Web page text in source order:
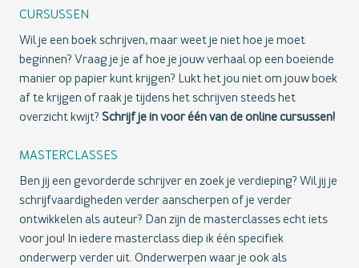
CURSUSSEN
Wil je een boek schrijven, maar weet je niet hoe je moet
beginnen? Vraag je je af hoe je jouw verhaal op een boeiende
manier op papier kunt krijgen? Lukt het jou niet om jouw boek
af te krijgen of raak je tijdens het schrijven steeds het
overzicht kwijt? Schrijf je in voor één van de online cursussen!
MASTERCLASSES
Ben jij een gevorderde schrijver en zoek je verdieping? Wil jij je
schrijfvaardigheden verder aanscherpen of je verder
ontwikkelen als auteur? Dan zijn de masterclasses echt iets
voor jou! In iedere masterclass diep ik één specifiek
onderwerp verder uit. Onderwerpen waar je ook als